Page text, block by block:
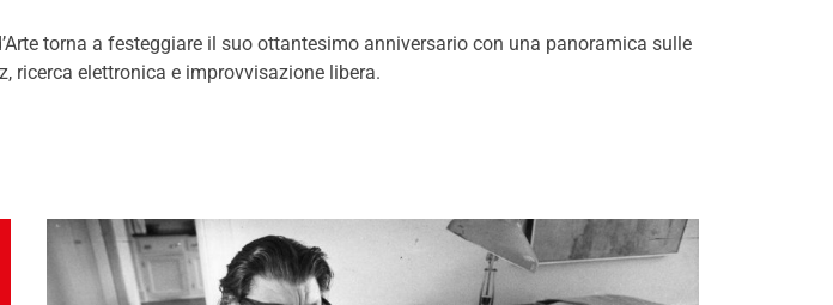
torna a festeggiare il suo ottantesimo anniversario con una panoramica sulle
ricerca elettronica e improvvisazione libera.